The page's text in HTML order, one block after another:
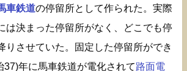
車鉄道の停留所として作られた。実際
は決まった停留所がなく、どこでも停
りさせていた。固定した停留所ができ
37)年に馬車鉄道が電化されて路面電